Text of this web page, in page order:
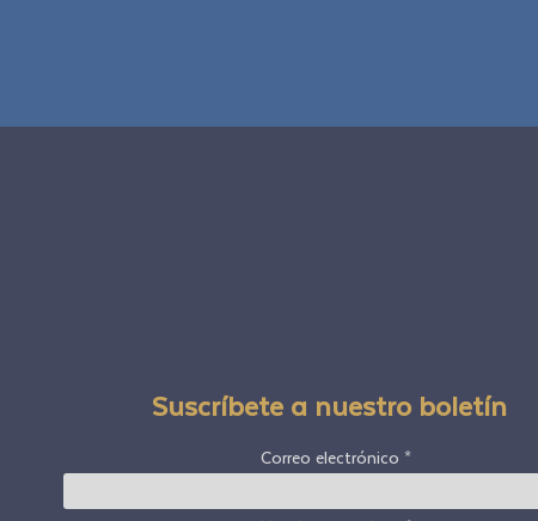
Suscríbete a nuestro boletín
Correo electrónico